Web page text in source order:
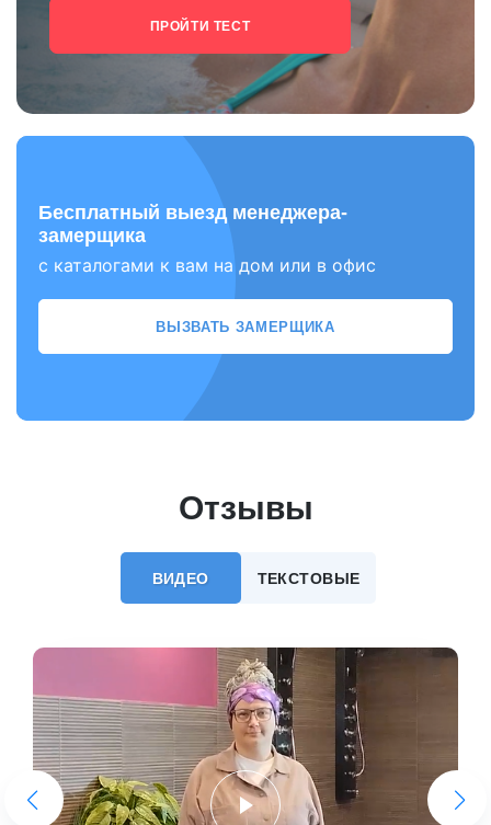
ПРОЙТИ ТЕСТ
Бесплатный выезд менеджера-
замерщика
с каталогами к вам на дом или в офис
ВЫЗВАТЬ ЗАМЕРЩИКА
Отзывы
ВИДЕО ТЕКСТОВЫЕ